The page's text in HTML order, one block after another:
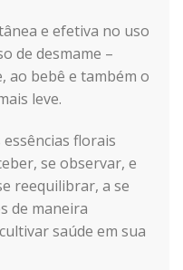
e efetiva no uso
de desmame –
ao bebê e também o
leve.
florais
se observar, e
reequilibrar, a se
de maneira
saúde em sua